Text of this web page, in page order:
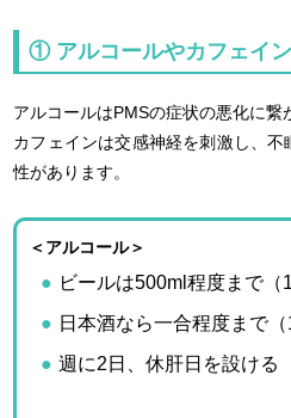
① アルコールやカフェイ
アルコールはPMSの症状の悪化に繋
カフェインは交感神経を刺激し、
性があります。
＜アルコール＞
ビールは500ml程度まで（
日本酒なら一合程度まで（
週に2日、休肝日を設ける